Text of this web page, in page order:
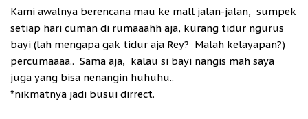
Kami awalnya berencana mau ke mall jalan-jalan, sumpek
setiap hari cuman di rumaaahh aja, kurang tidur ngurus
bayi (lah mengapa gak tidur aja Rey? Malah kelayapan?)
percumaaaa.. Sama aja, kalau si bayi nangis mah saya
juga yang bisa nenangin huhuhu..
*nikmatnya jadi busui dirrect.